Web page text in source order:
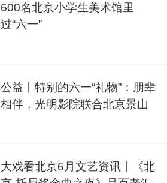
600名北京小学生美术馆里
过“六一”
公益丨特别的六一“礼物”：朋辈
相伴，光明影院联合北京景山
大戏看北京6月文艺资讯丨《北